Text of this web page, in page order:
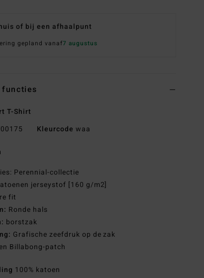
of bij een afhaalpunt
gepland vanaf7 augustus
functies
T-Shirt
Kleurcode waa
Perennial-collectie
jerseystof [160 g/m2]
fit
Ronde hals
borstzak
Grafische zeefdruk op de zak
Billabong-patch
100% katoen